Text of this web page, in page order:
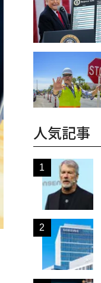
人気記事